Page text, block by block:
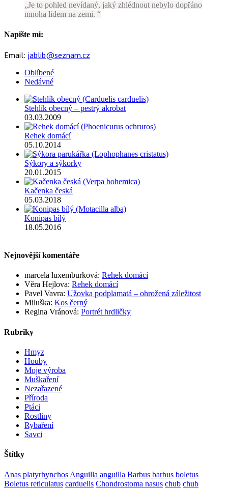
Je to pohled nevídaný, jaký zhlédnout nebylo dopřáno
mnoha lidem na zemi.
Napište mi:
Email: jablib@seznam.cz
Oblíbené
Nedávné
Stehlík obecný – pestrý akrobat
03.03.2009
Rehek domácí
05.10.2014
Sýkory a sýkorky
20.01.2015
Kačenka česká
05.03.2018
Konipas bílý
18.05.2016
Nejnovější komentáře
marcela luxemburková: Rehek domácí
Věra Hejlova: Rehek domácí
Pavel Vavra: Užovka podplamatá – ohrožená záležitost
Miluška: Kos černý
Regina Vránová: Portrét hrdličky
Rubriky
Hmyz
Houby
Moje výroba
Muškaření
Nezařazené
Příroda
Ptáci
Rostliny
Rybaření
Savci
Štítky
Anas platyrhynchos Anguilla anguilla Barbus barbus boletus
Boletus reticulatus carduelis Chondrostoma nasus chub chub